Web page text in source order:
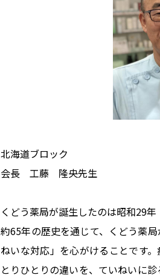
北海道ブロック
会長 工藤 隆央先生
くどう薬局が誕生したのは昭和29
約65年の歴史を通じて、くどう薬
ねいな対応」を心がけることです
とりひとりの違いを、ていねいに